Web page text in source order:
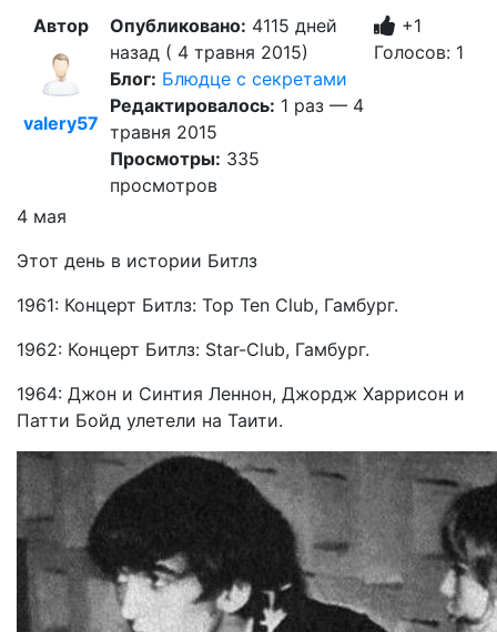
Автор
valery57
Опубликовано: 4115 дней
назад ( 4 травня 2015)
Блог: Блюдце с секретами
Редактировалось: 1 раз — 4
травня 2015
Просмотры: 335
просмотров
+1
Голосов: 1
4 мая
Этот день в истории Битлз
1961: Концерт Битлз: Top Ten Club, Гамбург.
1962: Концерт Битлз: Star-Club, Гамбург.
1964: Джон и Синтия Леннон, Джордж Харрисон и
Патти Бойд улетели на Таити.